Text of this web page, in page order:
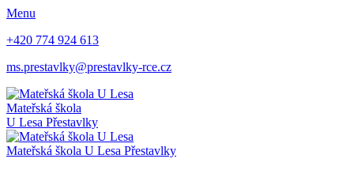
Menu
+420 774 924 613
ms.prestavlky@prestavlky-rce.cz
Mateřská škola
U Lesa Přestavlky
Mateřská škola U Lesa Přestavlky